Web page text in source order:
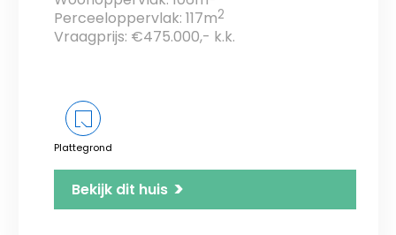
Perceeloppervlak: 117m2
Vraagprijs: €475.000,- k.k.
Plattegrond
Bekijk dit huis >